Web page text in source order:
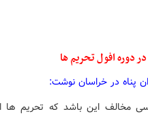
دوره افول تحریم ها
پناه در خراسان نوشت:
مخالف این باشد که تحریم ها